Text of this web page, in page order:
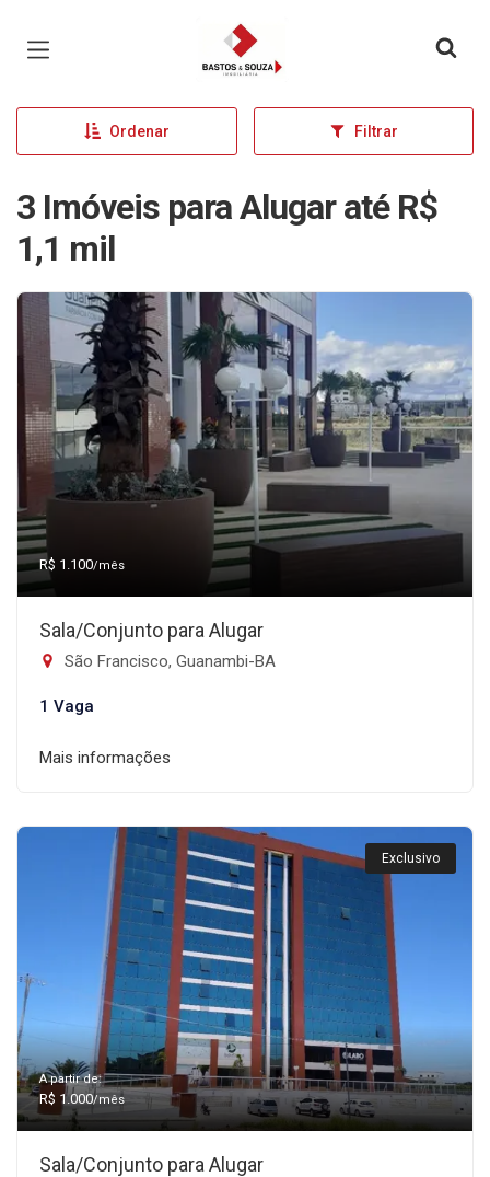
Página inicial
Ordenar Filtrar
3 Imóveis para Alugar até R$
1,1 mil
R$ 1.100/mês
Sala/Conjunto para Alugar
São Francisco, Guanambi-BA
1 Vaga
Mais informações
Exclusivo
A partir de:
R$ 1.000/mês
Sala/Conjunto para Alugar